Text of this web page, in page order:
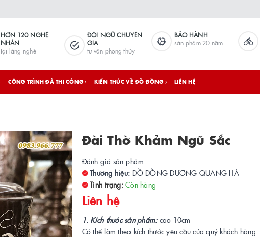
HƠN 120 NGHỆ
NHÂN
tại làng nghề
ĐỘI NGŨ CHUYÊN
GIA
tư vấn phong thủy
BẢO HÀNH
sản phẩm 20 năm
CÔNG TRÌNH ĐÃ THI CÔNG KIẾN THỨC VỀ ĐỒ ĐỒNG LIÊN HỆ
Đài Thờ Khảm Ngũ Sắc
Đánh giá sản phẩm
Thương hiệu: ĐỒ ĐỒNG DƯƠNG QUANG HÀ
Tình trạng: Còn hàng
Liên hệ
1. Kích thước sản phẩm:cao 10cm
Có thể làm theo kích thước yêu cầu của quý khách hàng....